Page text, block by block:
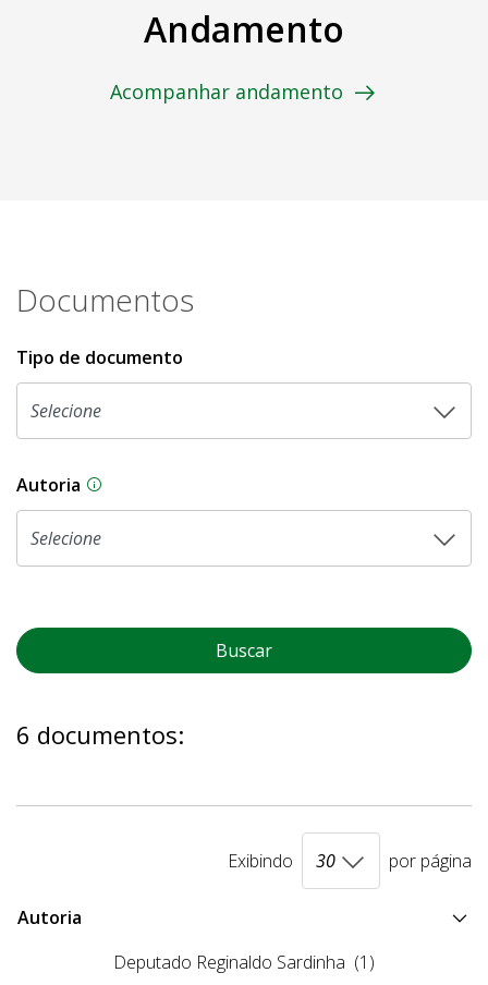
Andamento
Acompanhar andamento
Documentos
Tipo de documento
Autoria As proposições legislativas na CLDF podem
Buscar
6 documentos:
Exibindo por página
Autoria
Deputado Reginaldo Sardinha (1)